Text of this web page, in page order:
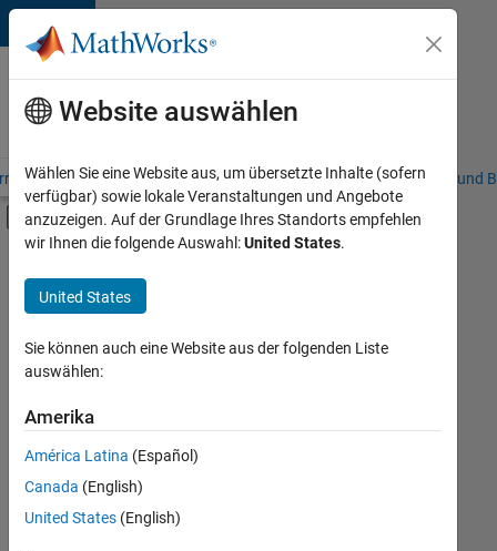
Weiter zum Inhalt
Karriere
bei
MathWorks
– Übersicht Stellensuche Niederlassungen Studierende und
Umschaltung für Off-Canvas-
Hauptinhalt
Praktika
Information Technology
Commercial Sales
Customer Support
Education Sales
Sales Operations
Marketing Communications
Marketing Services
+8
Derzeit
es
keine
offenen
Stellen,
Website auswählen
Wählen Sie eine Website aus, um übersetzte Inhalte (sofern
verfügbar) sowie lokale Veranstaltungen und Angebote
anzuzeigen. Auf der Grundlage Ihres Standorts empfehlen
wir Ihnen die folgende Auswahl:United States.
United States
Sie können auch eine Website aus der folgenden Liste
auswählen:
Amerika
América Latina (Español)
Canada (English)
United States (English)